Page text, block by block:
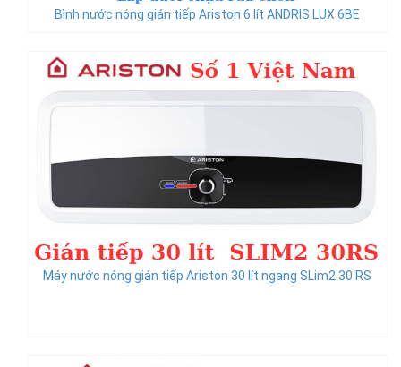
Bình nước nóng gián tiếp Ariston 6 lít ANDRIS LUX 6BE
Máy nước nóng gián tiếp Ariston 30 lít ngang SLim2 30 RS